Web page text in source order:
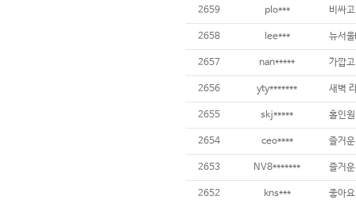
2659 plo*** 비싸
2658 lee*** 뉴서울
2657 nan***** 가깝
2656 yty******* 새벽
2655 skj***** 홀인
2654 ceo**** 즐거
2653 NV8******* 즐거
2652 kns*** 좋아요